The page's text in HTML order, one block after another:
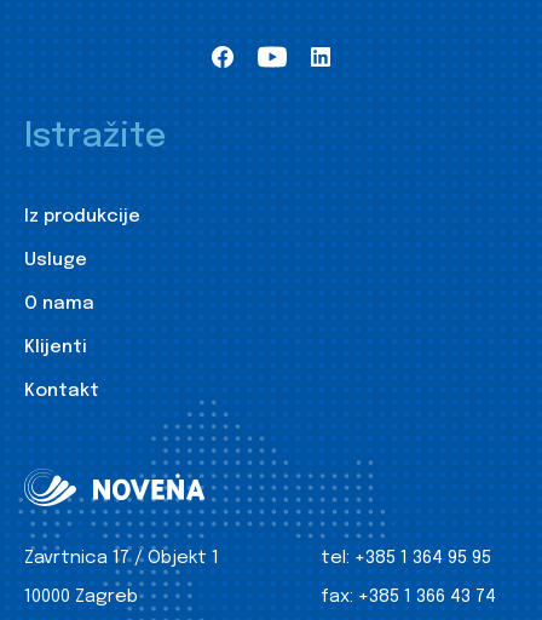
Istražite
Iz produkcije
Usluge
O nama
Klijenti
Kontakt
Zavrtnica 17 / Objekt 1
10000 Zagreb
tel: +385 1 364 95 95
fax: +385 1 366 43 74